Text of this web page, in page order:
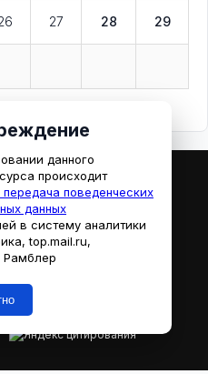
27 28 29
Кино
данного
происходит
поведенческих
данных
в систему аналитики
top.mail.ru,
Рамблер